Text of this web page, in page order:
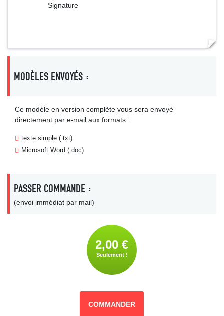
Signature
MODÈLES ENVOYÉS :
Ce modèle en version complète vous sera envoyé
directement par e-mail aux formats :
texte simple (.txt)
Microsoft Word (.doc)
PASSER COMMANDE :
(envoi immédiat par mail)
2,00 €
Seulement !
COMMANDER